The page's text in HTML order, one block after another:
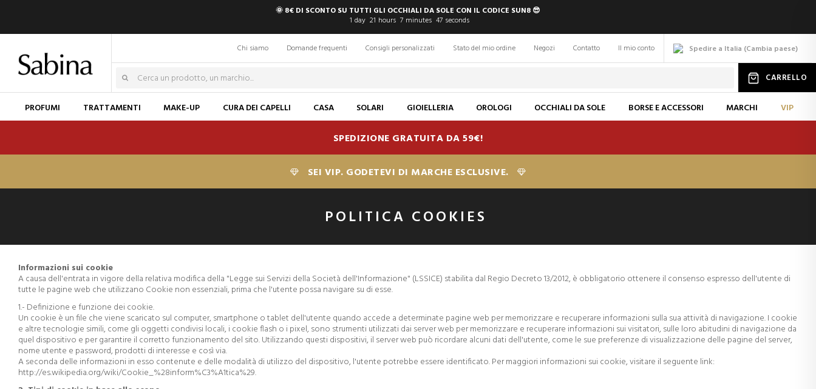
🌞 8€ DI SCONTO SU TUTTI GLI OCCHIALI DA SOLE CON IL CODICE SUN8 😎
1 day 21 hours 7 minutes 47 seconds
Spedire a Italia (Cambia paese)
Chi siamo Domande frequenti Consigli personalizzati Stato del mio ordine Negozi Contatto Il mio conto
CARRELLO
PROFUMI TRATTAMENTI MAKE-UP CURA DEI CAPELLI CASA SOLARI GIOIELLERIA OROLOGI OCCHIALI DA SOLE BORSE E ACCESSORI MARCHI VIP
SPEDIZIONE GRATUITA DA 59€!
SEI VIP. GODETEVI DI MARCHE ESCLUSIVE.
POLITICA COOKIES
Informazioni sui cookie
A causa dell'entrata in vigore della relativa modifica della "Legge sui Servizi della Società dell'Informazione" (LSSICE) stabilita dal Regio Decreto 13/2012, è obbligatorio ottenere il consenso espresso dell'utente di
tutte le pagine web che utilizzano Cookie non essenziali, prima che l'utente possa navigare su di esse.
1.- Definizione e funzione dei cookie.
Un cookie è un file che viene scaricato sul computer, smartphone o tablet dell'utente quando accede a determinate pagine web per memorizzare e recuperare informazioni sulla sua attività di navigazione. I cookie
e altre tecnologie simili, come gli oggetti condivisi locali, i cookie flash o i pixel, sono strumenti utilizzati dai server web per memorizzare e recuperare informazioni sui visitatori, sulle loro abitudini di navigazione da
quel dispositivo e per garantire il corretto funzionamento del sito. Utilizzando questi dispositivi, il server web può ricordare alcuni dati dell'utente, come le sue preferenze di visualizzazione delle pagine del server,
nome utente e password, prodotti di interesse e così via.
A seconda delle informazioni in esso contenute e delle modalità di utilizzo del dispositivo, l'utente potrebbe essere identificato. Per maggiori informazioni sui cookie, visitare il seguente link:
http://es.wikipedia.org/wiki/Cookie_%28inform%C3%A1tica%29.